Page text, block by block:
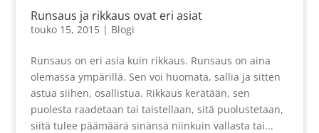
Runsaus ja rikkaus ovat eri asiat
touko 15, 2015| Blogi
Runsaus on eri asia kuin rikkaus. Runsaus on aina
olemassa ympärillä. Sen voi huomata, sallia ja sitten
astua siihen, osallistua. Rikkaus kerätään, sen
puolesta raadetaan tai taistellaan, sitä puolustetaan,
siitä tulee päämäärä sinänsä niinkuin vallasta tai...